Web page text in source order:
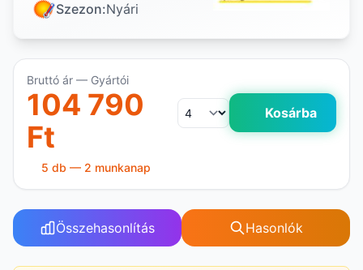
Szezon:Nyári
Bruttó ár — Gyártói
104 790
Ft
Kosárba
5 db — 2 munkanap
Összehasonlítás Hasonlók